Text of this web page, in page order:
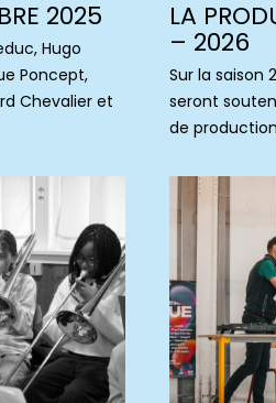
2025
Hugo
Poncept,
Chevalier et
LA
– 2026
Sur la saison
seront
de